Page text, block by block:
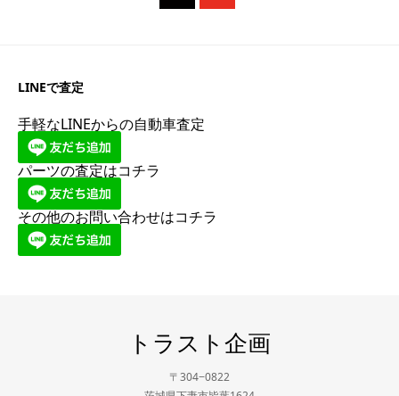
LINEで査定
手軽なLINEからの自動車査定
パーツの査定はコチラ
その他のお問い合わせはコチラ
トラスト企画
〒304−0822